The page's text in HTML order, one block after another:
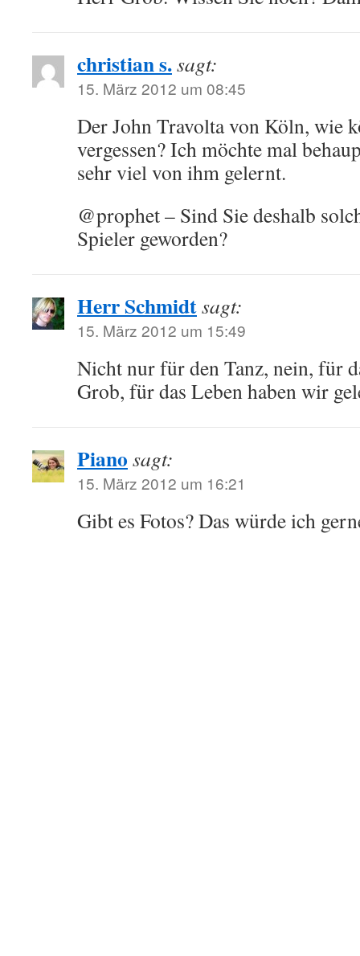
christian s.sagt:
15. März 2012 um 08:45
Der John Travolta von Köln, wie
vergessen? Ich möchte mal
sehr viel von ihm gelernt.
@prophet – Sind Sie deshalb
Spieler geworden?
Herr Schmidtsagt:
15. März 2012 um 15:49
Nicht nur für den Tanz, nein, für
Grob, für das Leben haben wir
Piano sagt:
15. März 2012 um 16:21
Gibt es Fotos? Das würde ich